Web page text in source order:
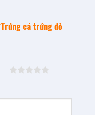
cá trứng đỏ